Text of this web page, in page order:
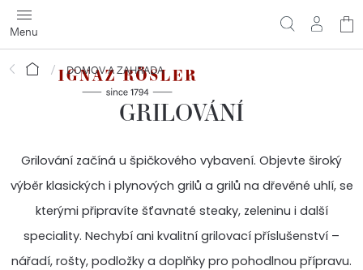
Přejít
na
obsah
Domů DOMOV A ZAHRADA
GRILOVÁNÍ
Grilování začíná u špičkového vybavení. Objevte široký
výběr klasických i plynových grilů a grilů na dřevěné uhlí, se
kterými připravíte šťavnaté steaky, zeleninu i další
speciality. Nechybí ani kvalitní grilovací příslušenství –
nářadí, rošty, podložky a doplňky pro pohodlnou přípravu.